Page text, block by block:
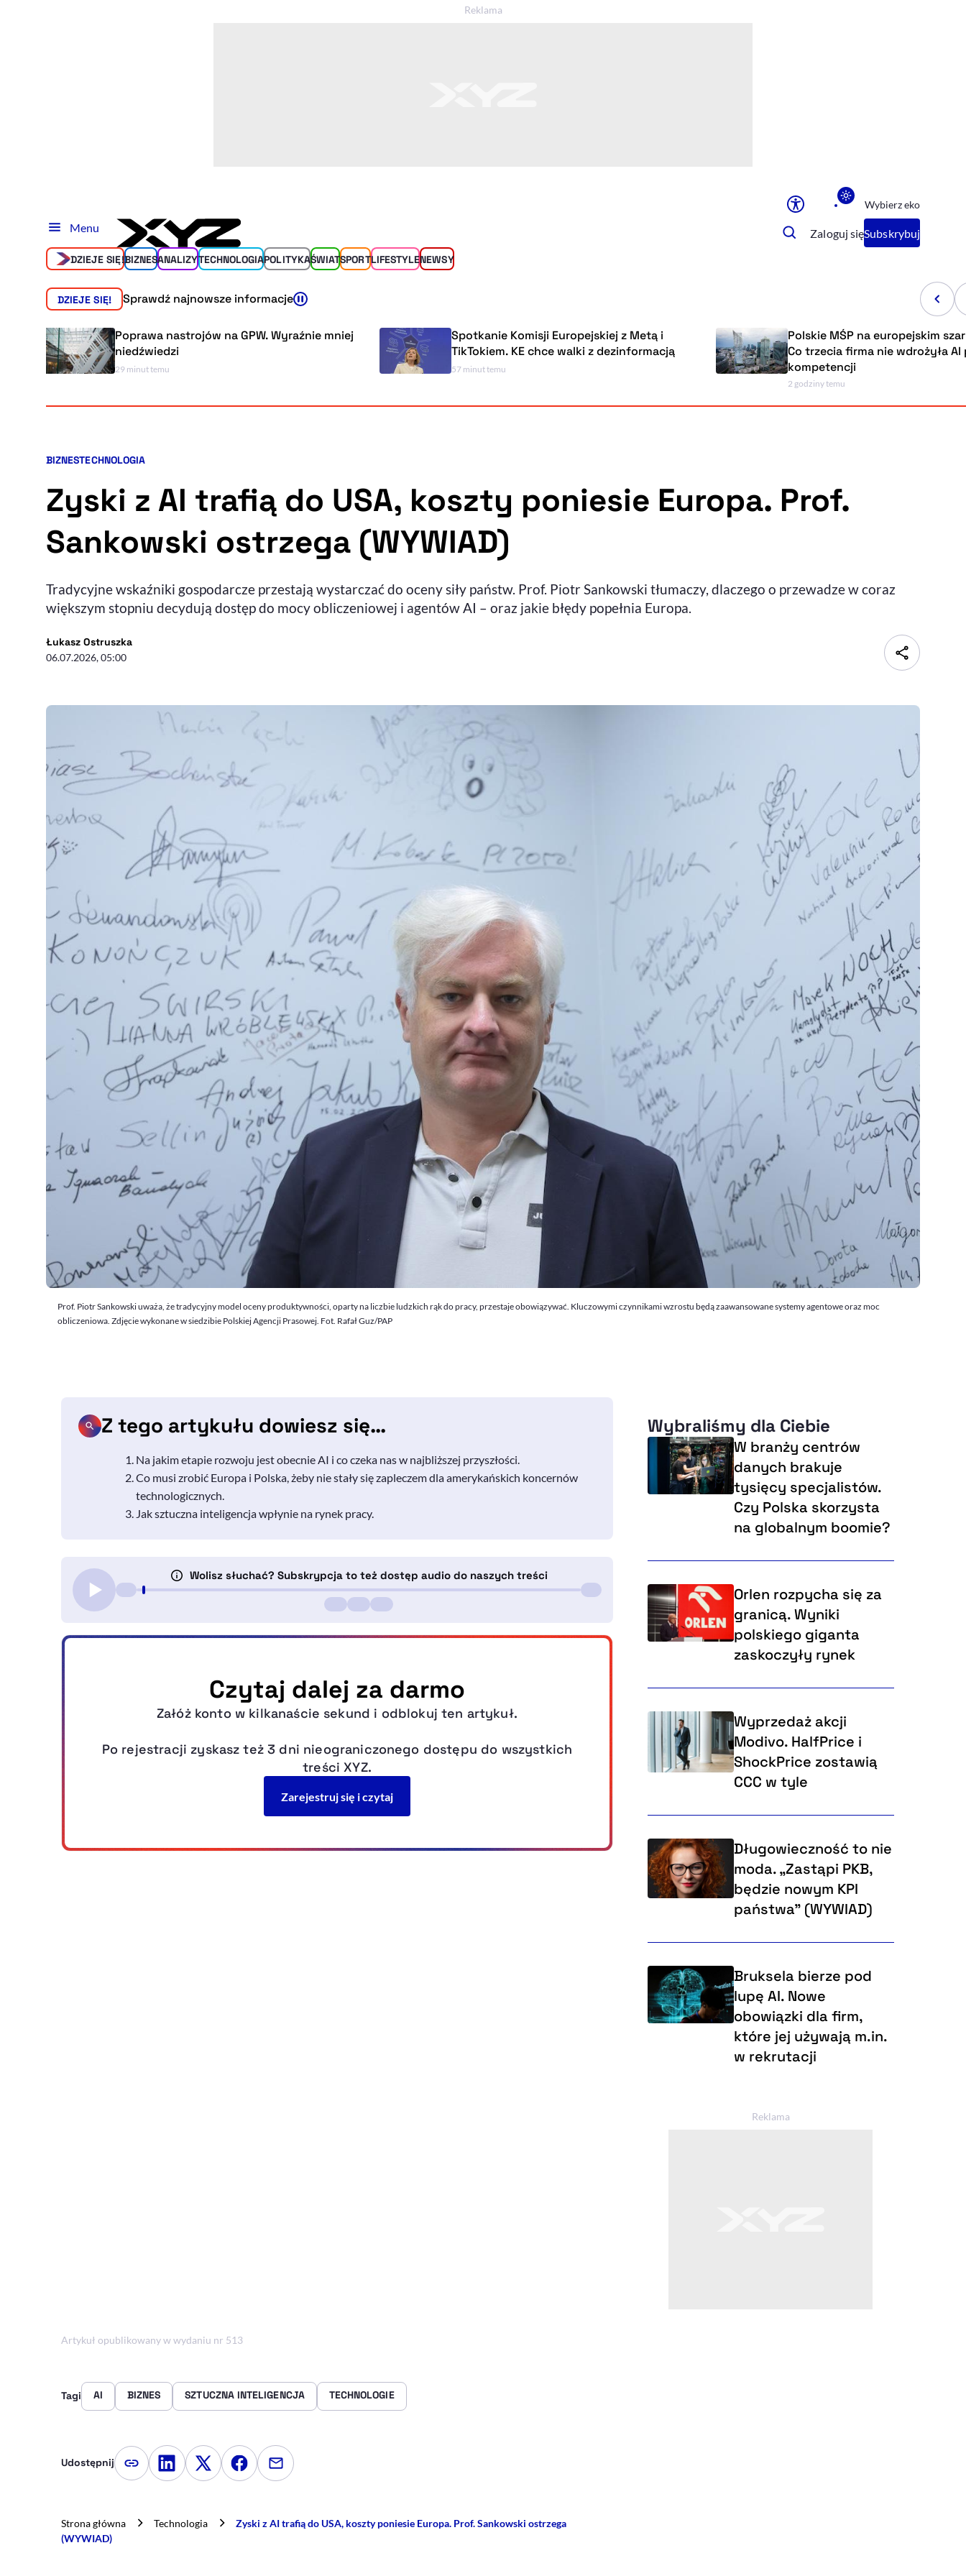
Deklaracja dostępności, otwiera się w nowym oknie
Zgłoś problem
, otwiera się w
Wybierz eko
Menu Zaloguj sięSubskrybuj
DZIEJE SIĘ!BIZNESANALIZYTECHNOLOGIAPOLITYKAŚWIATSPORTLIFESTYLENEWSY
DZIEJE SIĘ! Sprawdź najnowsze informacje
Poprawa nastrojów na GPW. Wyraźnie mniej
niedźwiedzi
29 minut temu
Spotkanie Komisji Europejskiej z Metą i
TikTokiem. KE chce walki z dezinformacją
57 minut temu
Polskie MŚP na europejskim szarym
Co trzecia firma nie wdrożyła AI przez
kompetencji
2 godziny temu
Kategorie artykułu:
BIZNESTECHNOLOGIA
Zyski z AI trafią do USA, koszty poniesie Europa. Prof.
Sankowski ostrzega (WYWIAD)
Tradycyjne wskaźniki gospodarcze przestają wystarczać do oceny siły państw. Prof. Piotr Sankowski tłumaczy, dlaczego o przewadze w coraz
większym stopniu decydują dostęp do mocy obliczeniowej i agentów AI – oraz jakie błędy popełnia Europa.
Łukasz Ostruszka- autor artykułu - profil
06.07.2026, 05:00
Prof. Piotr Sankowski uważa, że tradycyjny model oceny produktywności, oparty na liczbie ludzkich rąk do pracy, przestaje obowiązywać. Kluczowymi czynnikami wzrostu będą zaawansowane systemy agentowe oraz moc
obliczeniowa. Zdjęcie wykonane w siedzibie Polskiej Agencji Prasowej. Fot. Rafał Guz/PAP
Z tego artykułu dowiesz się…
Na jakim etapie rozwoju jest obecnie AI i co czeka nas w najbliższej przyszłości.
Co musi zrobić Europa i Polska, żeby nie stały się zapleczem dla amerykańskich koncernów
technologicznych.
Jak sztuczna inteligencja wpłynie na rynek pracy.
Wybraliśmy dla Ciebie
W branży centrów
danych brakuje
tysięcy specjalistów.
Czy Polska skorzysta
na globalnym boomie?
Orlen rozpycha się za
granicą. Wyniki
polskiego giganta
zaskoczyły rynek
Wyprzedaż akcji
Modivo. HalfPrice i
ShockPrice zostawią
CCC w tyle
Długowieczność to nie
moda. „Zastąpi PKB,
będzie nowym KPI
państwa” (WYWIAD)
Bruksela bierze pod
lupę AI. Nowe
obowiązki dla firm,
które jej używają m.in.
w rekrutacji
Artykuł opublikowany w wydaniu nr 513
Tagi AI BIZNES SZTUCZNA INTELIGENCJA TECHNOLOGIE
Udostępnij Kopiuj link artykułu
Udostępnij na LinkedIn
Udostępnij na Twitterze
Udostępnij na Facebooku
Udostępnij przez e-mail
Strona główna Technologia
Zyski z AI trafią do USA, koszty poniesie Europa. Prof. Sankowski ostrzega
(WYWIAD)